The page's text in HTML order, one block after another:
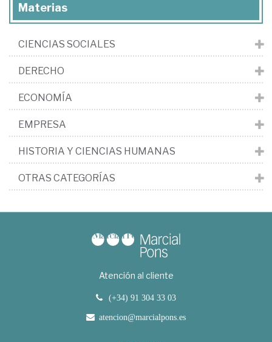
Materias
CIENCIAS SOCIALES
DERECHO
ECONOMÍA
EMPRESA
HISTORIA Y CIENCIAS HUMANAS
OTRAS CATEGORÍAS
Atención al cliente
(+34) 91 304 33 03
atencion@marcialpons.es